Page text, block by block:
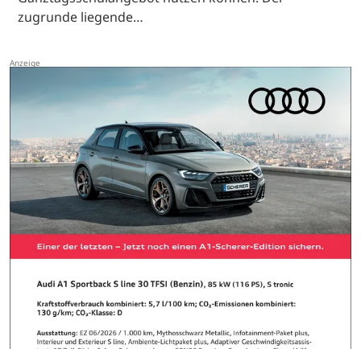
zugrunde liegende…